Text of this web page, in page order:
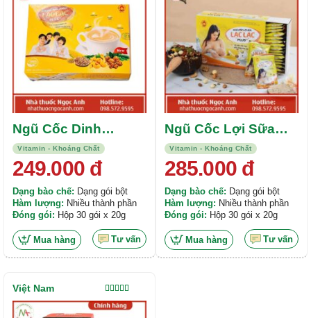
Vitamin - Khoáng Chất
Ngũ Cốc Dinh
Dưỡng Lạc Lạc Plus
249.000đ
Dạng bào chế: Dạng gói bột
Hàm lượng: Nhiều thành phần
Đóng gói: Hộp 30 gói x 20g
Mua hàng Tư vấn
Vitamin - Khoáng Chất
Ngũ Cốc Lợi Sữa
Lạc Lạc Plus
Dr.Maya
285.000đ
Dạng bào chế: Dạng gói bột
Hàm lượng: Nhiều thành phần
Đóng gói: Hộp 30 gói x 20g
Mua hàng Tư vấn
Được xếp
hạng5.00
Việt Nam